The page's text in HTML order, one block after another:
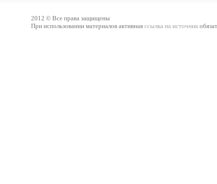
2012 © Все права защищены
При использовании материалов активная ссылка на источник